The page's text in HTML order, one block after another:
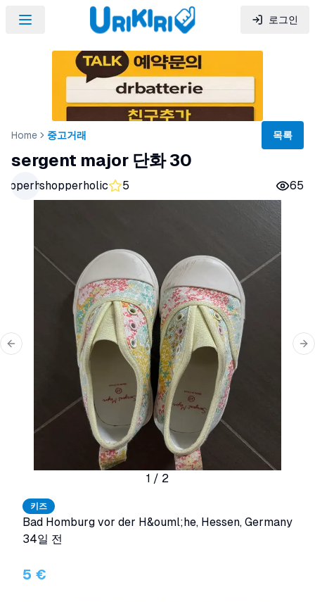
로그인
Home 중고거래 목록
sergent major 단화 30
shopperholic 5 65
1 / 2
Previous slide
키즈
Bad Homburg vor der H&ouml;he, Hessen, Germany
34일 전
5 €